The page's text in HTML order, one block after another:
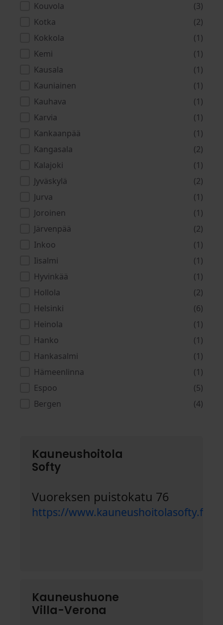
Kouvola
(3)
Kotka
(2)
Kokkola
(1)
Kemi
(1)
Kausala
(1)
Kauniainen
(1)
Kauhava
(1)
Karvia
(1)
Kankaanpää
(1)
Kangasala
(2)
Kalajoki
(1)
Jyväskylä
(2)
Jurva
(1)
Joroinen
(1)
Järvenpää
(2)
Inkoo
(1)
Iisalmi
(1)
Hyvinkää
(1)
Hollola
(2)
Helsinki
(6)
Heinola
(1)
Hanko
(1)
Hankasalmi
(1)
Hämeenlinna
(1)
Espoo
(5)
Bergen
(4)
Kauneushoitola
Softy
Vuoreksen puistokatu 76
https://www.kauneushoitolasofty.fi/
Kauneushuone
Villa-Verona